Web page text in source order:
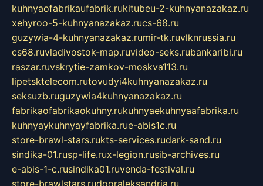
kuhnyaofabrikaufabrik.rukitubeu-2-kuhnyanazakaz.ru
xehyroo-5-kuhnyanazakaz.rucs-68.ru
guzywia-4-kuhnyanazakaz.rumir-tk.ruvlknrussia.ru
cs68.ruvladivostok-map.ruvideo-seks.rubankaribi.ru
raszar.ruvskrytie-zamkov-moskva113.ru
lipetsktelecom.rutovudyi4kuhnyanazakaz.ru
seksuzb.ruguzywia4kuhnyanazakaz.ru
fabrikaofabrikaokuhny.rukuhnyaekuhnyaafabrika.ru
kuhnyaykuhnyayfabrika.rue-abis1c.ru
store-brawl-stars.rukts-services.rudark-sand.ru
sindika-01.rusp-life.rux-legion.rusib-archives.ru
e-abis-1-c.rusindika01.ruvenda-festival.ru
store-brawlstars.rudooraleksandria.ru